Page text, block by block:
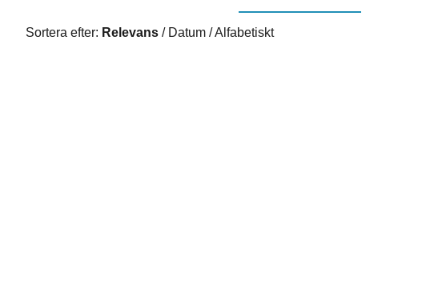
Sortera efter: Relevans / Datum /Alfabetiskt